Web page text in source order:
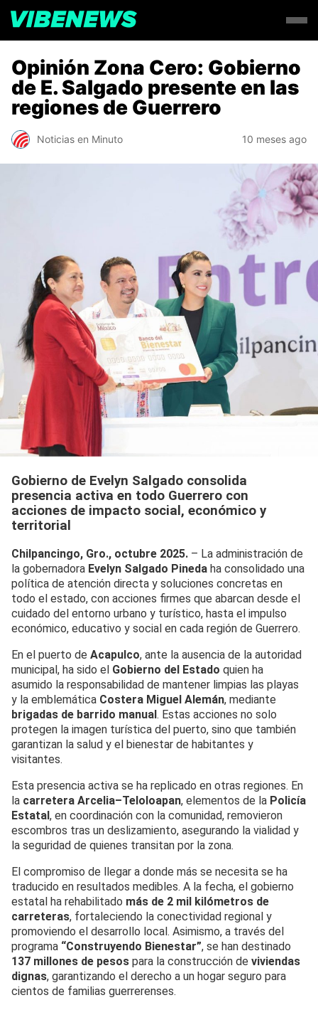
Opinión Zona Cero: Gobierno
de E. Salgado presente en las
regiones de Guerrero
Noticias en Minuto 10 meses ago
Gobierno de Evelyn Salgado consolida
presencia activa en todo Guerrero con
acciones de impacto social, económico y
territorial
Chilpancingo, Gro., octubre 2025. – La administración de
la gobernadora Evelyn Salgado Pineda ha consolidado una
política de atención directa y soluciones concretas en
todo el estado, con acciones firmes que abarcan desde el
cuidado del entorno urbano y turístico, hasta el impulso
económico, educativo y social en cada región de Guerrero.
En el puerto de Acapulco, ante la ausencia de la autoridad
municipal, ha sido el Gobierno del Estado quien ha
asumido la responsabilidad de mantener limpias las playas
y la emblemática Costera Miguel Alemán, mediante
brigadas de barrido manual . Estas acciones no solo
protegen la imagen turística del puerto, sino que también
garantizan la salud y el bienestar de habitantes y
visitantes.
Esta presencia activa se ha replicado en otras regiones. En
la carretera Arcelia–Teloloapan, elementos de la Policía
Estatal , en coordinación con la comunidad, removieron
escombros tras un deslizamiento, asegurando la vialidad y
la seguridad de quienes transitan por la zona.
El compromiso de llegar a donde más se necesita se ha
traducido en resultados medibles. A la fecha, el gobierno
estatal ha rehabilitado más de 2 mil kilómetros de
carreteras, fortaleciendo la conectividad regional y
promoviendo el desarrollo local. Asimismo, a través del
programa “Construyendo Bienestar”, se han destinado
137 millones de pesos para la construcción de viviendas
dignas, garantizando el derecho a un hogar seguro para
cientos de familias guerrerenses.